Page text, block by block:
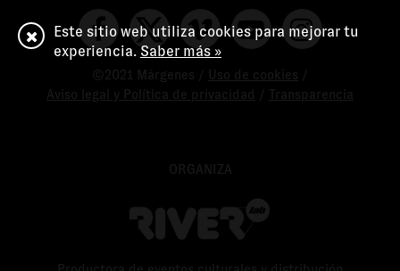
©2021 Márgenes / Uso de cookies
Aviso legal y Política de privacidad
Transparencia
ORGANIZA
Este sitio web utiliza cookies para mejorar tu
experiencia.Saber más »